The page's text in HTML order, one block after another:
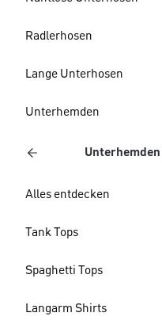
Radlerhosen
Lange Unterhosen
Unterhemden
Unterhemden
Alles entdecken
Tank Tops
Spaghetti Tops
Langarm Shirts